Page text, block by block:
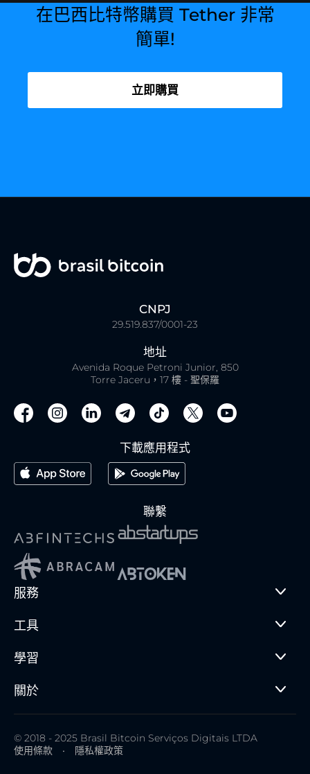
在巴西比特幣購買 Tether 非常
簡單!
立即購買
CNPJ
29.519.837/0001-23
地址
Avenida Roque Petroni Junior, 850
Torre Jaceru，17 樓 - 聖保羅
下載應用程式
聯繫
服務
工具
學習
關於
© 2018 - 2025 Brasil Bitcoin Serviços Digitais LTDA
使用條款
• 隱私權政策